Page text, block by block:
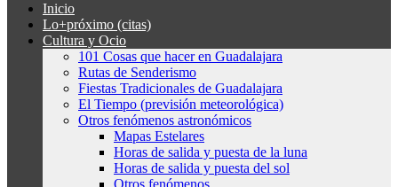
Inicio
Lo+próximo (citas)
Cultura y Ocio
101 Cosas que hacer en Guadalajara
Rutas de Senderismo
Fiestas Tradicionales de Guadalajara
El Tiempo (previsión meteorológica)
Otros fenómenos astronómicos
Mapas Estelares
Horas de salida y puesta de la luna
Horas de salida y puesta del sol
Otros fenómenos